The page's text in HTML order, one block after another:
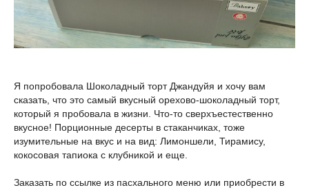
Я попробовала Шоколадный торт Джандуйя и хочу вам
сказать, что это самый вкусный орехово-шоколадный торт,
который я пробовала в жизни. Что-то сверхъестественно
вкусное! Порционные десерты в стаканчиках, тоже
изумительные на вкус и на вид: Лимоншели, Тирамису,
кокосовая тапиока с клубникой и еще.
Заказать по ссылке из пасхального меню или приобрести в